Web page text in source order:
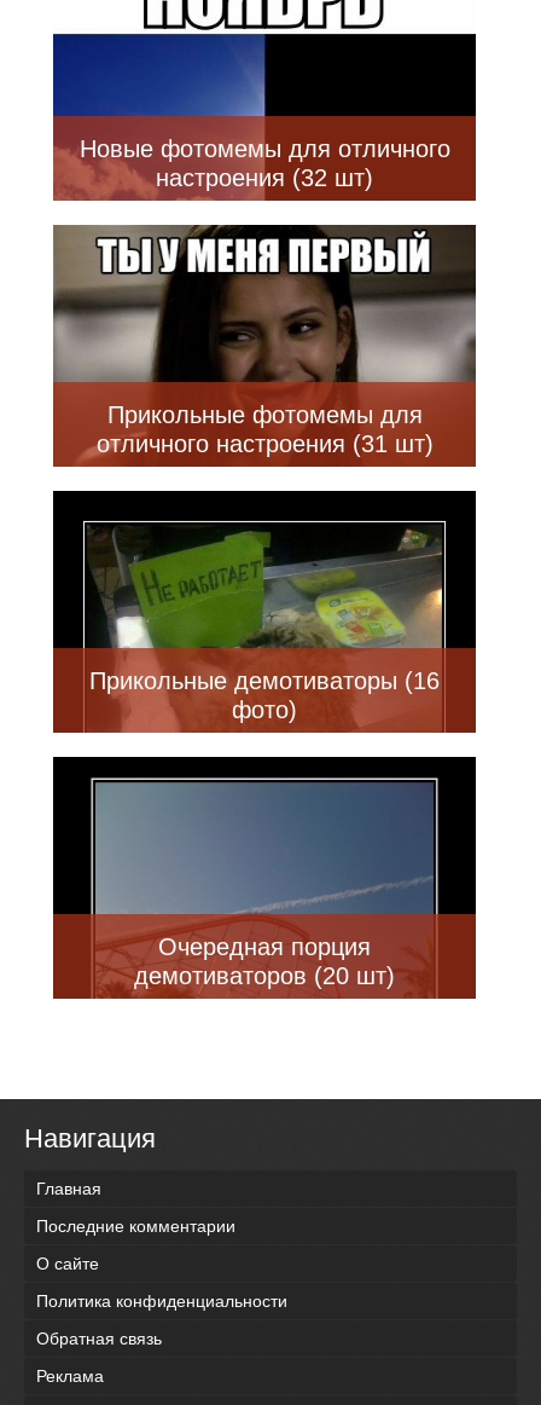
Новые фотомемы для отличного
настроения (32 шт)
Прикольные фотомемы для
отличного настроения (31 шт)
Прикольные демотиваторы (16
фото)
Очередная порция
демотиваторов (20 шт)
Навигация
Главная
Последние комментарии
О сайте
Политика конфиденциальности
Обратная связь
Реклама